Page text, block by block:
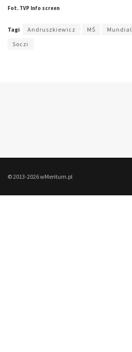
Fot. TVP Info screen
Tagi Andruszkiewicz MŚ Mundial
Soczi
© 2013-2026 wMeritum.pl